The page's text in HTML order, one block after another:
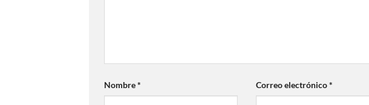
Nombre* Correo electrónico*